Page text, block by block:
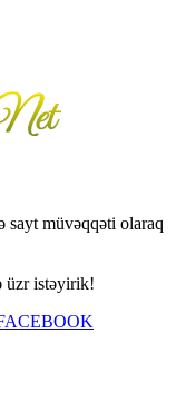
sayt müvəqqəti olaraq
üzr istəyirik!